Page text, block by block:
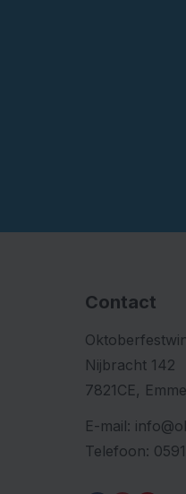
Contact
Nijbracht 142
7821CE,
E-mail:
Telefoon: